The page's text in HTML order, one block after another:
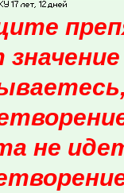
не